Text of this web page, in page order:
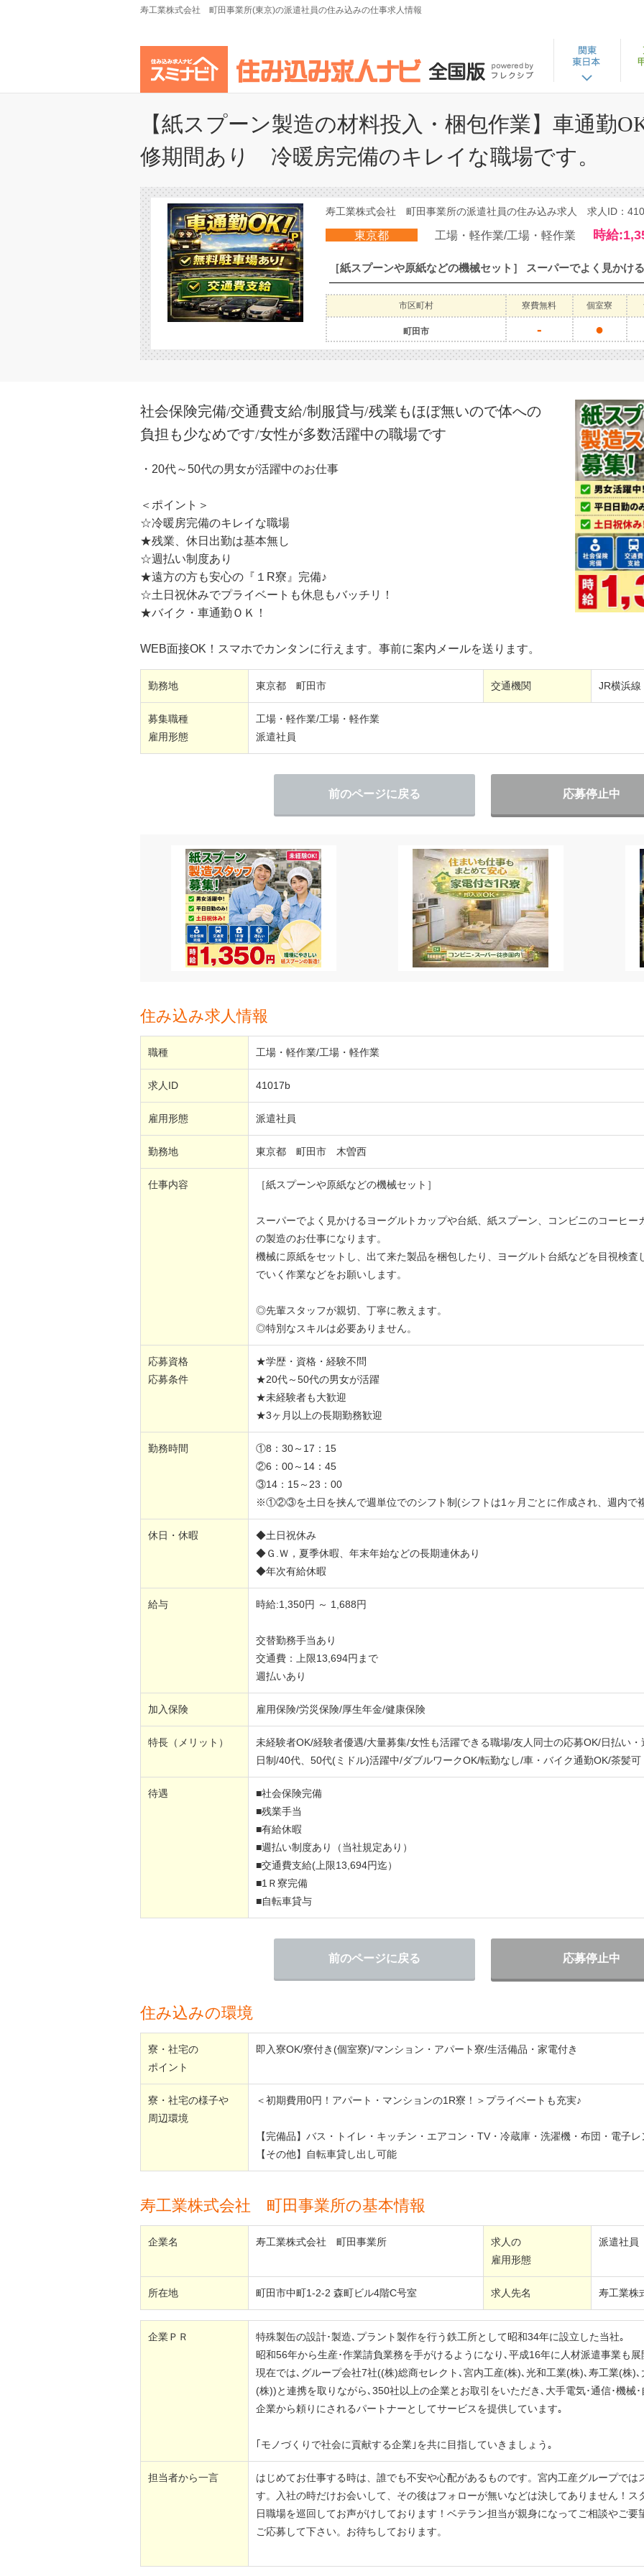
寿工業株式会社 町田事業所(東京)の派遣社員の住み込みの仕事求人情報
【紙スプーン製造の材料投入・梱包作業】車通勤
修期間あり 冷暖房完備のキレイな職場です。
寿工業株式会社 町田事業所の派遣社員の住み込み求人 求人ID：
東京都 工場・軽作業/工場・軽作業 時給
市区町村 寮費無料 個室寮
町田市 - ●
社会保険完備/交通費支給/制服貸与/残業もほぼ無いので体への
負担も少なめです/女性が多数活躍中の職場です
・20代～50代の男女が活躍中のお仕事
＜ポイント＞
☆冷暖房完備のキレイな職場
★残業、休日出勤は基本無し
☆週払い制度あり
★遠方の方も安心の『１R寮』完備♪
☆土日祝休みでプライベートも休息もバッチリ！
★バイク・車通勤ＯＫ！
WEB面接OK！スマホでカンタンに行えます。事前に案内メールを送ります。
勤務地 東京都 町田市 交通機関 JR横浜線
募集職種
雇用形態
工場・軽作業/工場・軽作業
派遣社員
前のページに戻る 応募停止中
住み込み求人情報
職種 工場・軽作業/工場・軽作業
求人ID 41017b
雇用形態 派遣社員
勤務地 東京都 町田市 木曽西
仕事内容 ［紙スプーンや原紙などの機械セット］
スーパーでよく見かけるヨーグルトカップや台紙、紙スプーン、コンビニのコーヒ
の製造のお仕事になります。
機械に原紙をセットし、出て来た製品を梱包したり、ヨーグルト台紙などを目視検査
でいく作業などをお願いします。
◎先輩スタッフが親切、丁寧に教えます。
◎特別なスキルは必要ありません。
応募資格
応募条件
★学歴・資格・経験不問
★20代～50代の男女が活躍
★未経験者も大歓迎
★3ヶ月以上の長期勤務歓迎
勤務時間
①8：30～17：15
②6：00～14：45
③14：15～23：00
※①②③を土日を挟んで週単位でのシフト制(シフトは1ヶ月ごとに作成され、週内で
休日・休暇
◆土日祝休み
◆Ｇ.Ｗ，夏季休暇、年末年始などの長期連休あり
◆年次有給休暇
給与 時給:1,350円 ～ 1,688円
交替勤務手当あり
交通費：上限13,694円まで
週払いあり
加入保険 雇用保険/労災保険/厚生年金/健康保険
特長（メリット）
未経験者OK/経験者優遇/大量募集/女性も活躍できる職場/友人同士の応募OK/日払い
日制/40代、50代(ミドル)活躍中/ダブルワークOK/転勤なし/車・バイク通勤OK/茶髪可
待遇
■社会保険完備
■残業手当
■有給休暇
■週払い制度あり（当社規定あり）
■交通費支給(上限13,694円迄）
■1Ｒ寮完備
■自転車貸与
前のページに戻る 応募停止中
住み込みの環境
寮・社宅の
ポイント
即入寮OK/寮付き(個室寮)/マンション・アパート寮/生活備品・家電付き
寮・社宅の様子や
周辺環境
＜初期費用0円！アパート・マンションの1R寮！＞プライベートも充実♪
【完備品】バス・トイレ・キッチン・エアコン・TV・冷蔵庫・洗濯機・布団・電子レ
【その他】自転車貸し出し可能
寿工業株式会社 町田事業所の基本情報
企業名 寿工業株式会社 町田事業所
求人の
雇用形態
派遣社員
所在地 町田市中町1-2-2 森町ビル4階C号室 求人先名 寿工業株
企業ＰＲ
特殊製缶の設計･製造､プラント製作を行う鉄工所として昭和34年に設立した当社｡
昭和56年から生産･作業請負業務を手がけるようになり､平成16年に人材派遣事業も展
現在では､グループ会社7社((株)総商セレクト､宮内工産(株)､光和工業(株)､寿工業(株)
(株))と連携を取りながら､350社以上の企業とお取引をいただき､大手電気･通信･機械
企業から頼りにされるパートナーとしてサービスを提供しています｡
｢モノづくりで社会に貢献する企業｣を共に目指していきましょう｡
担当者から一言
はじめてお仕事する時は、誰でも不安や心配があるものです。宮内工産グループで
す。入社の時だけお会いして、その後はフォローが無いなどは決してありません！ス
日職場を巡回してお声がけしております！ベテラン担当が親身になってご相談やご
ご応募して下さい。お待ちしております。